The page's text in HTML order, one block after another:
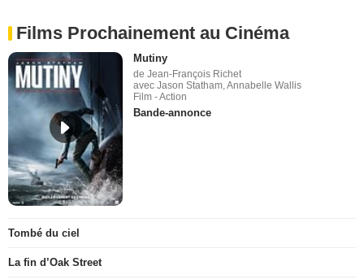
Films Prochainement au Cinéma
Mutiny
de Jean-François Richet
avec Jason Statham, Annabelle Wallis
Film - Action
Bande-annonce
Tombé du ciel
La fin d’Oak Street